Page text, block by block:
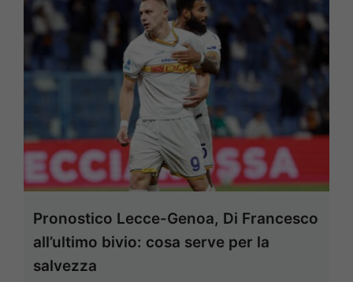
Pronostico Lecce-Genoa, Di Francesco
all’ultimo bivio: cosa serve per la
salvezza